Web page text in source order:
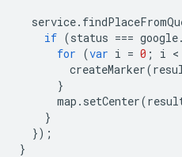
service.
if (status === google.
for (var i = 0 ; i <
createMarker(
}
map . setCenter(
}
});
}